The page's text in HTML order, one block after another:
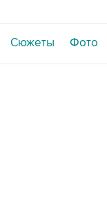
Сюжеты Фото